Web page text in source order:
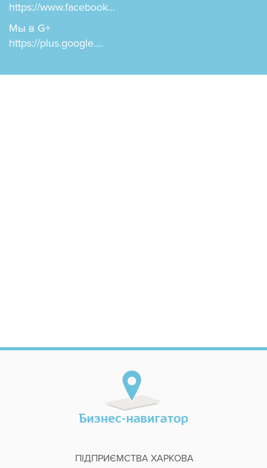
https://www.facebook...
Мы в G+
https://plus.google....
ПІДПРИЄМСТВА ХАРКОВА